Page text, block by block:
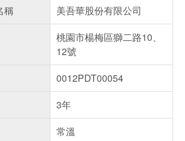
稱
美吾華股份有限公司
桃園市楊梅區獅二路10、
12號
0012PDT00054
3年
常溫